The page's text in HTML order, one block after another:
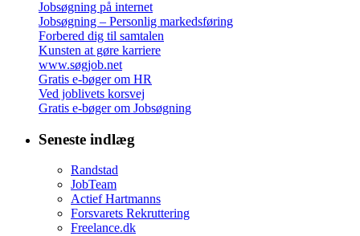
Jobsøgning på internet
Jobsøgning – Personlig markedsføring
Forbered dig til samtalen
Kunsten at gøre karriere
www.søgjob.net
Gratis e-bøger om HR
Ved joblivets korsvej
Gratis e-bøger om Jobsøgning
Seneste indlæg
Randstad
JobTeam
Actief Hartmanns
Forsvarets Rekruttering
Freelance.dk